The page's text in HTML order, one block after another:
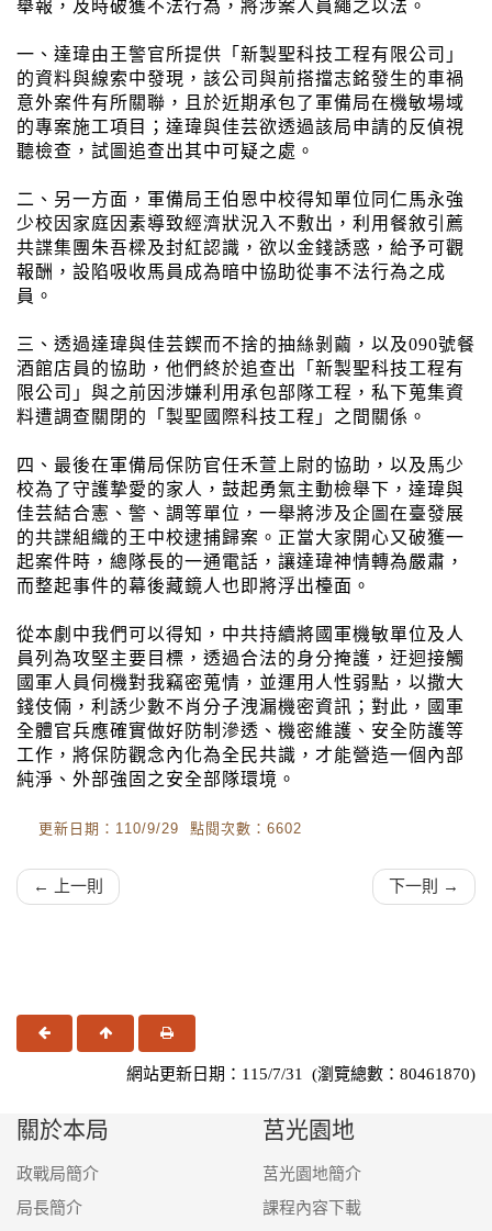
舉報，及時破獲不法行為，將涉案人員繩之以法。
一、達瑋由王警官所提供「新製聖科技工程有限公司」
的資料與線索中發現，該公司與前搭擋志銘發生的車禍
意外案件有所關聯，且於近期承包了軍備局在機敏場域
的專案施工項目；達瑋與佳芸欲透過該局申請的反偵視
聽檢查，試圖追查出其中可疑之處。
二、另一方面，軍備局王伯恩中校得知單位同仁馬永強
少校因家庭因素導致經濟狀況入不敷出，利用餐敘引薦
共諜集團朱吾樑及封紅認識，欲以金錢誘惑，給予可觀
報酬，設陷吸收馬員成為暗中協助從事不法行為之成
員。
三、透過達瑋與佳芸鍥而不捨的抽絲剝繭，以及090號餐
酒館店員的協助，他們終於追查出「新製聖科技工程有
限公司」與之前因涉嫌利用承包部隊工程，私下蒐集資
料遭調查關閉的「製聖國際科技工程」之間關係。
四、最後在軍備局保防官任禾萱上尉的協助，以及馬少
校為了守護摯愛的家人，鼓起勇氣主動檢舉下，達瑋與
佳芸結合憲、警、調等單位，一舉將涉及企圖在臺發展
的共諜組織的王中校逮捕歸案。正當大家開心又破獲一
起案件時，總隊長的一通電話，讓達瑋神情轉為嚴肅，
而整起事件的幕後藏鏡人也即將浮出檯面。
從本劇中我們可以得知，中共持續將國軍機敏單位及人
員列為攻堅主要目標，透過合法的身分掩護，迂迴接觸
國軍人員伺機對我竊密蒐情，並運用人性弱點，以撒大
錢伎倆，利誘少數不肖分子洩漏機密資訊；對此，國軍
全體官兵應確實做好防制滲透、機密維護、安全防護等
工作，將保防觀念內化為全民共識，才能營造一個內部
純淨、外部強固之安全部隊環境。
更新日期：110/9/29 點閱次數：6602
← 上一則 下一則 →
上一頁 回頂端 友善列印
網站更新日期：115/7/31 (瀏覽總數：80461870)
關於本局
政戰局簡介
局長簡介
莒光園地
莒光園地簡介
課程內容下載